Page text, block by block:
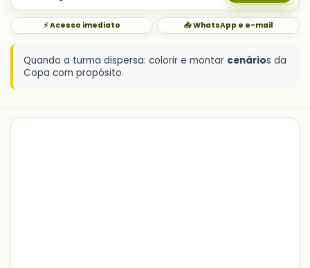
⚡ Acesso imediato 📥 WhatsApp e e-mail
Quando a turma dispersa: colorir e montar cenários da
Copa com propósito.